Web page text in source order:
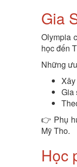
Gia
Olympia
học đến
Những
Gia
👉 Phụ
Mỹ Tho.
Học